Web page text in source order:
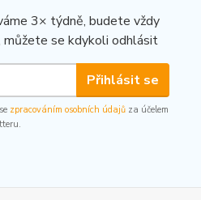
3× týdně, budete vždy
můžete se kdykoli odhlásit
Přihlásit se
zpracováním osobních údajů za účelem